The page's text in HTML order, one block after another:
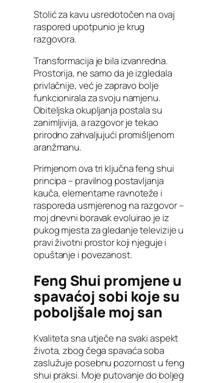
Stolić za kavu usredotočen na ovaj
raspored upotpunio je krug
razgovora.
Transformacija je bila izvanredna.
Prostorija, ne samo da je izgledala
privlačnije, već je zapravo bolje
funkcionirala za svoju namjenu.
Obiteljska okupljanja postala su
zanimljivija, a razgovor je tekao
prirodno zahvaljujući promišljenom
aranžmanu.
Primjenom ova tri ključna feng shui
principa – pravilnog postavljanja
kauča, elementarne ravnoteže i
rasporeda usmjerenog na razgovor –
moj dnevni boravak evoluirao je iz
pukog mjesta za gledanje televizije u
pravi životni prostor koji njeguje i
opuštanje i povezanost.
Feng Shui promjene u
spavaćoj sobi koje su
poboljšale moj san
Kvaliteta sna utječe na svaki aspekt
života, zbog čega spavaća soba
zaslužuje posebnu pozornost u feng
shui praksi. Moje putovanje do boljeg